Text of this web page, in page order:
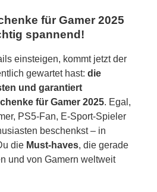
für Gamer 2025
spannend!
einsteigen, kommt jetzt der
gewartet hast: die
und garantiert
für Gamer 2025. Egal,
PS5-Fan, E-Sport-Spieler
beschenkst – in
die Must-haves, die gerade
und von Gamern weltweit